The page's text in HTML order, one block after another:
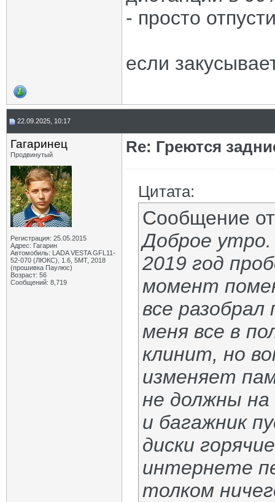
- просто
если
22.09.2025, 10:17
Гагаринец
Продвинутый
Регистрация: 25.05.2015
Адрес: Гагарин
Автомобиль: LADA VESTA GFL11-
52-070 (ЛЮКС), 1.6, 5МТ, 2018
(прошивка Паулюс)
Возраст: 56
Сообщений: 8,719
Re: Греются
Цитата:
Сообщение
Доброе утро.
2019 год
момент
все разобрал
меня все в
клинит, но
изменяет
не должны на
и багажник
диски
интернете
толком